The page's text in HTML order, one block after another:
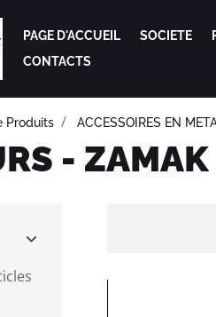
PAGE D'ACCUEIL SOCIETE
CONTACTS
Produits ACCESSOIRES EN
- ZAMAK